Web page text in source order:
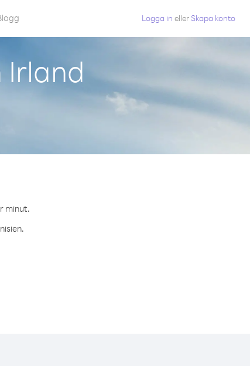
Logga in eller Skapa konto
Irland
minut.